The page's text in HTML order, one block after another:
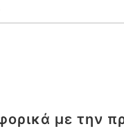
με την